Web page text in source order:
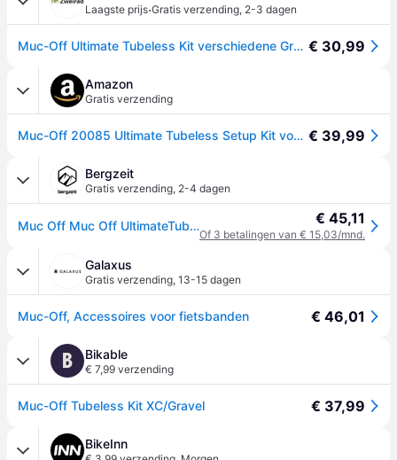
Laagste prijs·Gratis verzending, 2-3 dagen
Muc-Off Ultimate Tubeless Kit verschiedene Größen - XC/Gravel 60mm € 30,99
Amazon
Gratis verzending
Muc-Off 20085 Ultimate Tubeless Setup Kit voor Tubeless Ready Bikes, X-Country - Inclusief velgband, afdichtingspatches, Tubeless ventielen en bandenafdichtmiddel € 39,99
Bergzeit
Gratis verzending, 2-4 dagen
Muc Off Muc Off UltimateTubeless Kit - XC/Gravel - pink € 45,11
Of 3 betalingen van € 15,03/mnd.
Galaxus
Gratis verzending, 13-15 dagen
Muc-Off, Accessoires voor fietsbanden € 46,01
B Bikable
€ 7,99 verzending
Muc-Off Tubeless Kit XC/Gravel € 37,99
BikeInn